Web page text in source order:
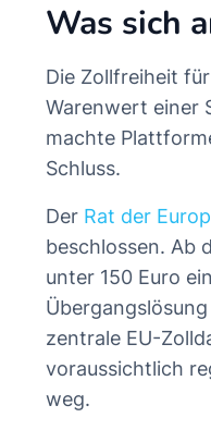
Was sich
Die Zollfreiheit
Warenwert einer
machte
Schluss.
Der Rat der
beschlossen. Ab
unter 150 Euro
zentrale EU-
voraussichtlich
weg.